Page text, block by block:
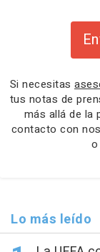
Si necesitas
tus notas de
más allá de la
contacto con
Lo más leído